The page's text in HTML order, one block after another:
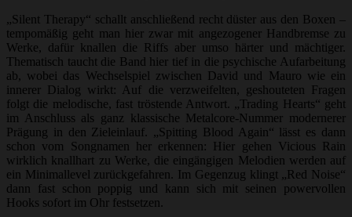
„Silent Therapy“ schallt anschließend recht düster aus den Boxen –
tempomäßig geht man hier zwar mit angezogener Handbremse zu
Werke, dafür knallen die Riffs aber umso härter und mächtiger.
Thematisch taucht die Band hier tief in die psychische Aufarbeitung
ab, wobei das Wechselspiel zwischen David und Mauro wie ein
innerer Dialog wirkt: Auf die verzweifelten, geshouteten Fragen
folgt die melodische, fast tröstende Antwort. „Trading Hearts“ geht
im Anschluss als ganz klassische Metalcore-Nummer modernerer
Prägung in den Zieleinlauf. „Spitting Blood Again“ lässt es dann
schon vom Songnamen her erkennen: Hier gehen Vicious Rain
wirklich knallhart zu Werke, die eingängigen Melodien werden auf
ein Minimallevel zurückgefahren. Im Gegenzug klingt „Red Noise“
dann fast schon poppig und kann sich mit seinen powervollen
Hooks sofort im Ohr festsetzen.